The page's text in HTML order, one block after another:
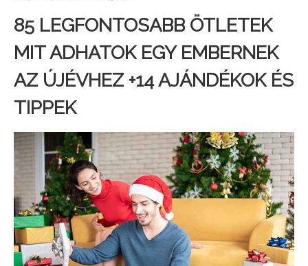
85 LEGFONTOSABB ÖTLETEK
MIT ADHATOK EGY EMBERNEK
AZ ÚJÉVHEZ +14 AJÁNDÉKOK ÉS
TIPPEK